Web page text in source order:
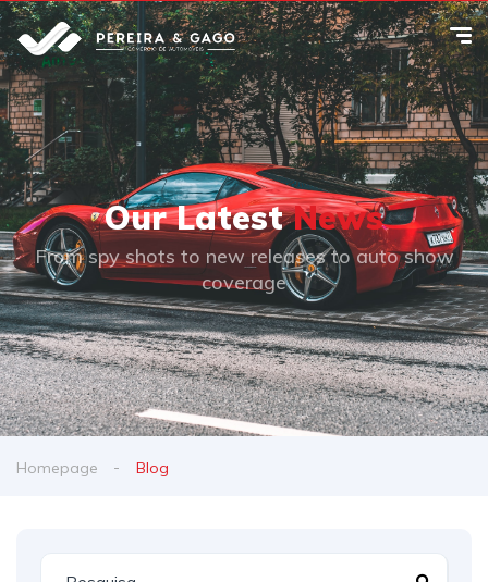
Our LatestNews
From spy shots to new releases to auto show
coverage
Homepage Blog